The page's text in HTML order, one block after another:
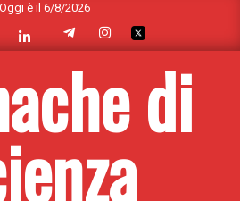
Oggi è il 6/8/2026
di